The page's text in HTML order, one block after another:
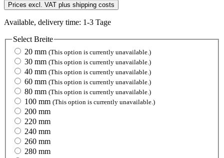
Prices excl. VAT plus shipping costs
Available, delivery time: 1-3 Tage
Select Breite
20 mm (This option is currently unavailable.)
30 mm (This option is currently unavailable.)
40 mm (This option is currently unavailable.)
60 mm (This option is currently unavailable.)
80 mm (This option is currently unavailable.)
100 mm (This option is currently unavailable.)
200 mm
220 mm
240 mm
260 mm
280 mm